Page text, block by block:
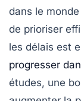
dans le
de prioriser
les délais est
progresser
études, une